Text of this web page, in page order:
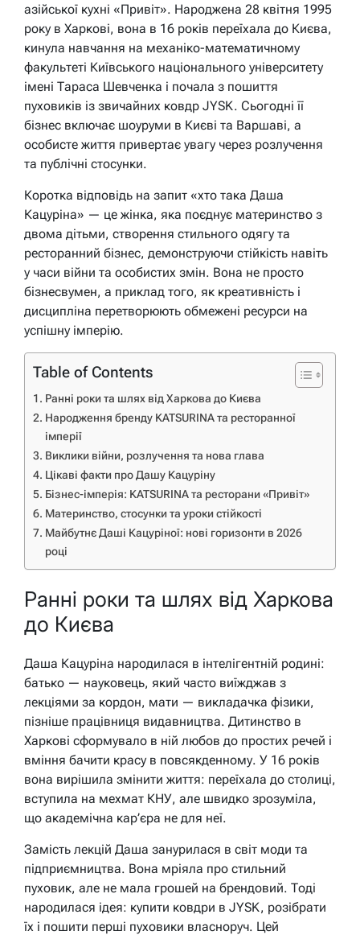
азійської кухні «Привіт». Народжена 28 квітня 1995
року в Харкові, вона в 16 років переїхала до Києва,
кинула навчання на механіко-математичному
факультеті Київського національного університету
імені Тараса Шевченка і почала з пошиття
пуховиків із звичайних ковдр JYSK. Сьогодні її
бізнес включає шоуруми в Києві та Варшаві, а
особисте життя привертає увагу через розлучення
та публічні стосунки.
Коротка відповідь на запит «хто така Даша
Кацуріна» — це жінка, яка поєднує материнство з
двома дітьми, створення стильного одягу та
ресторанний бізнес, демонструючи стійкість навіть
у часи війни та особистих змін. Вона не просто
бізнесвумен, а приклад того, як креативність і
дисципліна перетворюють обмежені ресурси на
успішну імперію.
Table of Contents
Ранні роки та шлях від Харкова до Києва
Народження бренду KATSURINA та ресторанної
імперії
Виклики війни, розлучення та нова глава
Цікаві факти про Дашу Кацуріну
Бізнес-імперія: KATSURINA та ресторани «Привіт»
Материнство, стосунки та уроки стійкості
Майбутнє Даші Кацуріної: нові горизонти в 2026
році
Ранні роки та шлях від Харкова
до Києва
Даша Кацуріна народилася в інтелігентній родині:
батько — науковець, який часто виїжджав з
лекціями за кордон, мати — викладачка фізики,
пізніше працівниця видавництва. Дитинство в
Харкові сформувало в ній любов до простих речей і
вміння бачити красу в повсякденному. У 16 років
вона вирішила змінити життя: переїхала до столиці,
вступила на мехмат КНУ, але швидко зрозуміла,
що академічна кар’єра не для неї.
Замість лекцій Даша занурилася в світ моди та
підприємництва. Вона мріяла про стильний
пуховик, але не мала грошей на брендовий. Тоді
народилася ідея: купити ковдри в JYSK, розібрати
їх і пошити перші пуховики власноруч. Цей